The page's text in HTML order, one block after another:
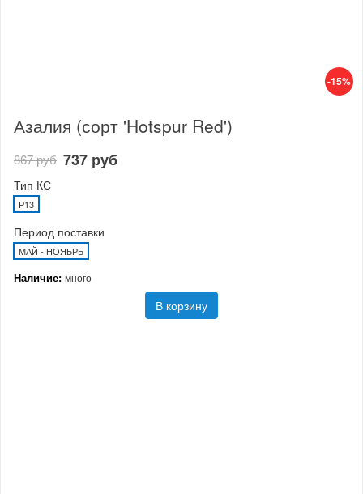
-15%
Азалия (сорт 'Hotspur Red')
867 руб 737 руб
Тип КС
P13
Период поставки
МАЙ - НОЯБРЬ
Наличие: много
В корзину